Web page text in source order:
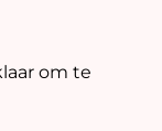
om te